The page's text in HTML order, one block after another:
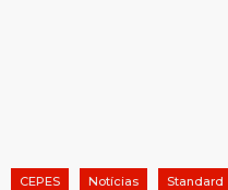
CEPES Notícias Standard